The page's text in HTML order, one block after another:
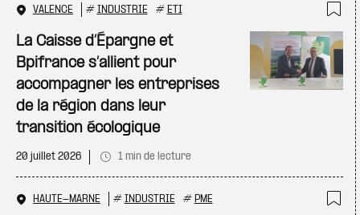
VALENCE # INDUSTRIE # ETI
La Caisse d’Épargne et
Bpifrance s’allient pour
accompagner les entreprises
de la région dans leur
transition écologique
20 juillet 2026 1 min de lecture
HAUTE-MARNE # INDUSTRIE # PME